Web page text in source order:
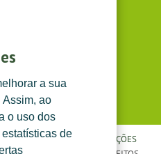
a sua
Assim, ao
o uso dos
de
E CONDIÇÕES
CONDIÇÕES